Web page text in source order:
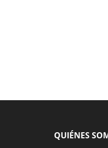
QUIÉNES